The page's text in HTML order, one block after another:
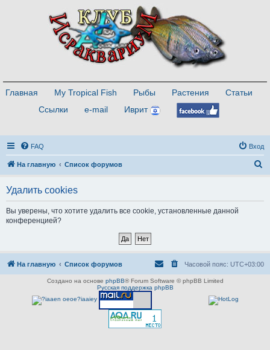
Главная My Tropical Fish Рыбы Растения
Статьи
Ссылки
e-mail Иврит
FAQ Вход
На главную Список форумов
Удалить cookies
Вы уверены, что хотите удалить все cookie, установленные данной
конференцией?
На главную Список форумов Часовой пояс: UTC+03:00
Создано на основе phpBB® Forum Software © phpBB Limited
Русская поддержка phpBB